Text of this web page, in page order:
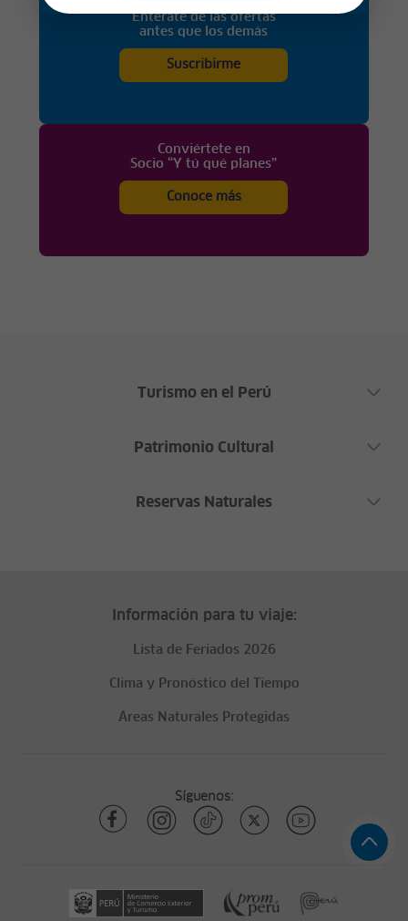
Entérate de las ofertas
antes que los demás
Suscribirme
Conviértete en
Socio “Y tú qué planes”
Conoce más
Turismo en el Perú
Patrimonio Cultural
Reservas Naturales
Información para tu viaje:
Lista de Feriados 2026
Clima y Pronóstico del Tiempo
Áreas Naturales Protegidas
Síguenos: